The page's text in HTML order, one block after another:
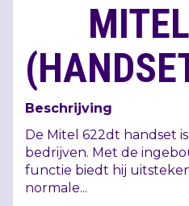
Beschrijving
De Mitel 622dt handset
bedrijven. Met de
functie biedt hij
normale...